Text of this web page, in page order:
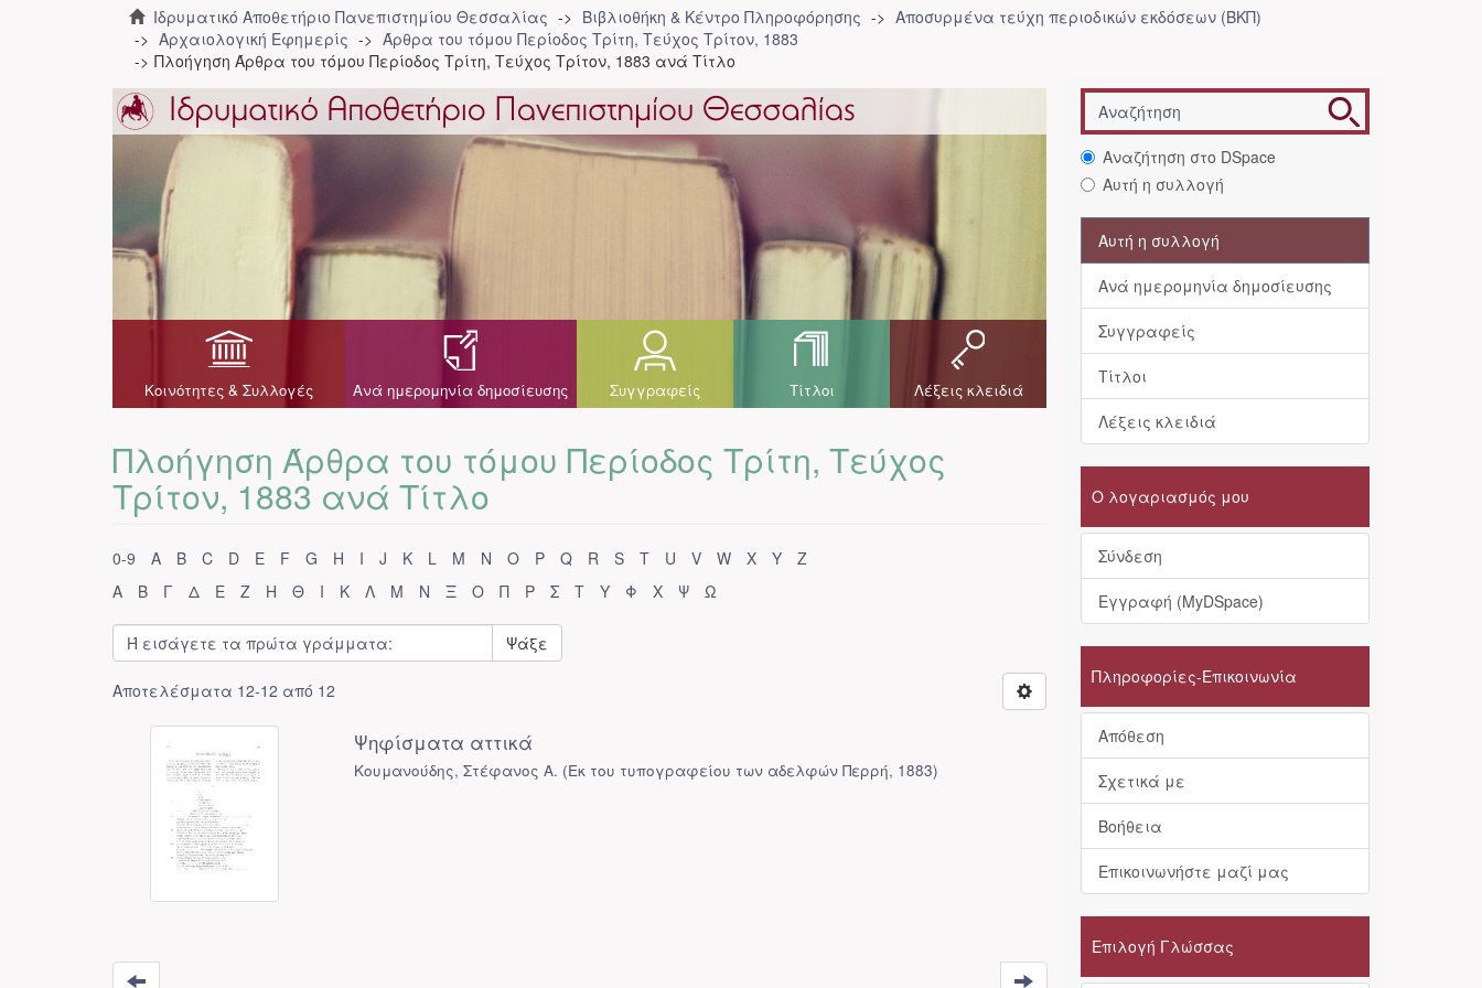
Ιδρυματικό Αποθετήριο Πανεπιστημίου Θεσσαλίας Βιβλιοθήκη & Κέντρο Πληροφόρησης
Αποσυρμένα τεύχη περιοδικών εκδόσεων (ΒΚΠ)
Αρχαιολογική Εφημερίς
Άρθρα του τόμου Περίοδος Τρίτη, Τεύχος Τρίτον, 1883
Πλοήγηση Άρθρα του τόμου Περίοδος Τρίτη, Τεύχος Τρίτον, 1883 ανά Τίτλο
Κοινότητες & Συλλογές Ανά ημερομηνία δημοσίευσης Συγγραφείς Τίτλοι Λέξεις κλειδιά
Πλοήγηση Άρθρα του τόμου Περίοδος Τρίτη, Τεύχος
Τρίτον, 1883 ανά Τίτλο
0-9 A B C D E F G H I J K L M N O P Q R S T U V W X Y
Z
Α
Β Γ Δ Ε Ζ Η Θ Ι Κ Λ Μ Ν Ξ Ο Π Ρ Σ Τ Υ Φ Χ Ψ Ω
Ψάξε
Αποτελέσματα 12-12 από 12
Ψηφίσματα αττικά
Κουμανούδης, Στέφανος Α. (Εκ του τυπογραφείου των αδελφών Περρή, 1883)
Αναζήτηση στο DSpace
Αυτή η συλλογή
Αυτή η συλλογή
Ανά ημερομηνία δημοσίευσης
Συγγραφείς
Τίτλοι
Λέξεις κλειδιά
Ο λογαριασμός μου
Σύνδεση
Εγγραφή (MyDSpace)
Πληροφορίες-Επικοινωνία
Απόθεση
Σχετικά με
Βοήθεια
Επικοινωνήστε μαζί μας
Επιλογή Γλώσσας